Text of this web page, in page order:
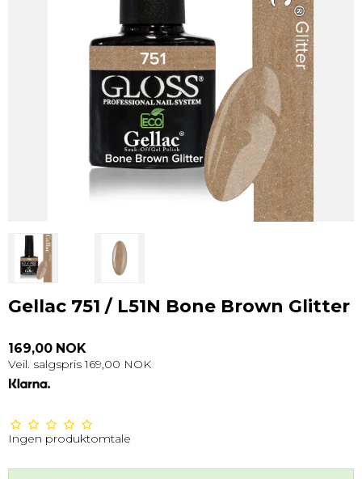
Gellac 751 / L51N Bone Brown Glitter
169,00 NOK
Veil. salgspris 169,00 NOK
Ingen produktomtale